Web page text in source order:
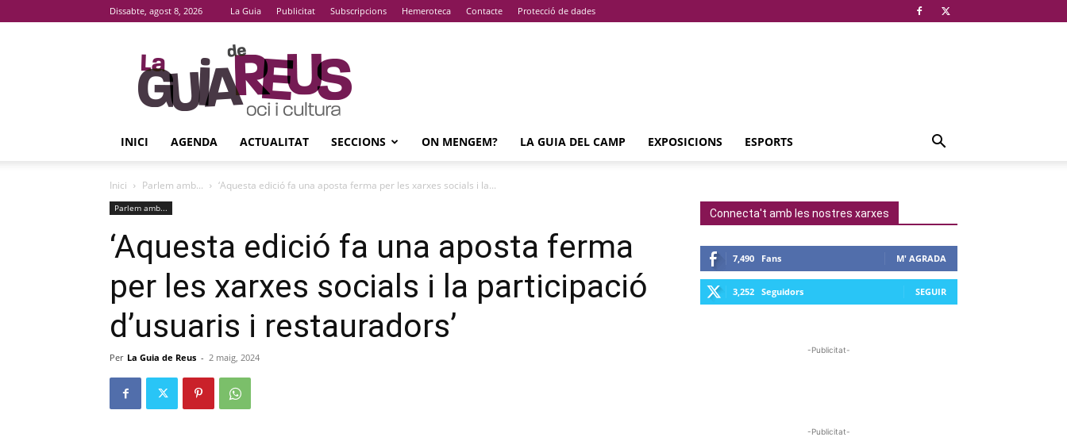
Dissabte, agost 8, 2026 La Guia Publicitat Subscripcions Hemeroteca Contacte Protecció de dades
La
Guia
De
Reus
INICI AGENDA ACTUALITAT SECCIONS ON MENGEM? LA GUIA DEL CAMP EXPOSICIONS ESPORTS
Inici Parlem amb... ‘Aquesta edició fa una aposta ferma per les xarxes socials i la...
Parlem amb...
‘Aquesta edició fa una aposta ferma
per les xarxes socials i la participació
d’usuaris i restauradors’
Per La Guia de Reus - 2 maig, 2024
Connecta't amb les nostres xarxes
7,490 Fans M' AGRADA
3,252 Seguidors SEGUIR
-Publicitat-
-Publicitat-